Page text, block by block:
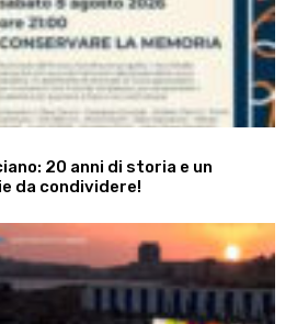
20 anni di storia e un
da condividere!